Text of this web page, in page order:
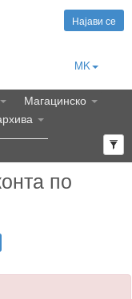
Најави се
MK
Магацинско
по